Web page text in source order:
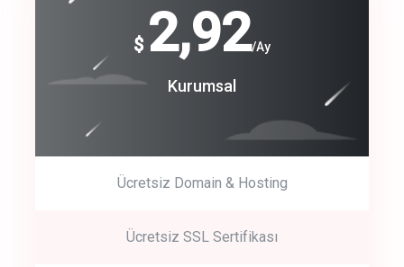
track energy costs
Get Started
Start by trying our service for 30 days free trial no credit card
$ 2,92/Ay
Kurumsal
Ücretsiz Domain & Hosting
Ücretsiz SSL Sertifikası
$
240
Coroprate